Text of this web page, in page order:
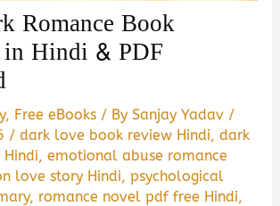
Romance Book
Hindi & PDF
, Free eBooks / BySanjay Yadav /
/dark love book review Hindi,dark
,emotional abuse romance
love story Hindi,psychological
, romance novel pdf free Hindi,